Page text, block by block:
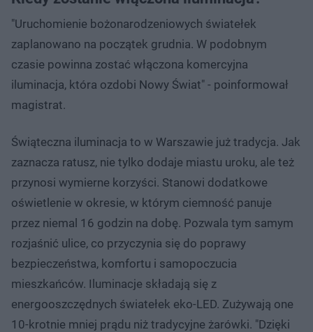
"Uruchomienie bożonarodzeniowych światełek
zaplanowano na początek grudnia. W podobnym
czasie powinna zostać włączona komercyjna
iluminacja, która ozdobi Nowy Świat" - poinformował
magistrat.
Świąteczna iluminacja to w Warszawie już tradycja. Jak
zaznacza ratusz, nie tylko dodaje miastu uroku, ale też
przynosi wymierne korzyści. Stanowi dodatkowe
oświetlenie w okresie, w którym ciemność panuje
przez niemal 16 godzin na dobę. Pozwala tym samym
rozjaśnić ulice, co przyczynia się do poprawy
bezpieczeństwa, komfortu i samopoczucia
mieszkańców. Iluminacje składają się z
energooszczędnych światełek eko-LED. Zużywają one
10-krotnie mniej prądu niż tradycyjne żarówki. "Dzięki